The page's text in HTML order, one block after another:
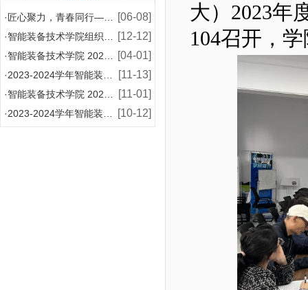
[06-08]
· 匠心聚力，青春同行——智能装备技术学院2026年师
[12-12]
·智能装备技术学院组织模具设计与制造专业学生赴企业开
[04-01]
·智能装备技术学院 2024-2025 学年国家助学
[11-13]
·2023-2024学年智能装备技术学院增补国家奖学
[11-01]
·智能装备技术学院 2024-2025学年国家助学金
[10-12]
·2023-2024学年智能装备技术学院国家奖学金评
大）2023年
104召开，